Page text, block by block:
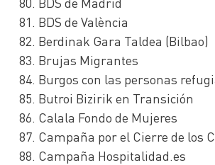
BDS de València
Berdinak Gara Taldea (Bilbao)
Brujas Migrantes
Burgos con las personas
Butroi Bizirik en Transición
Calala Fondo de Mujeres
Campaña por el Cierre de los
Campaña Hospitalidad.es